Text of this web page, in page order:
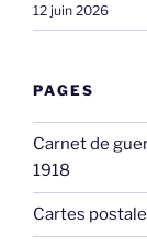
12 juin 2026
PAGES
Carnet de
1918
Cartes